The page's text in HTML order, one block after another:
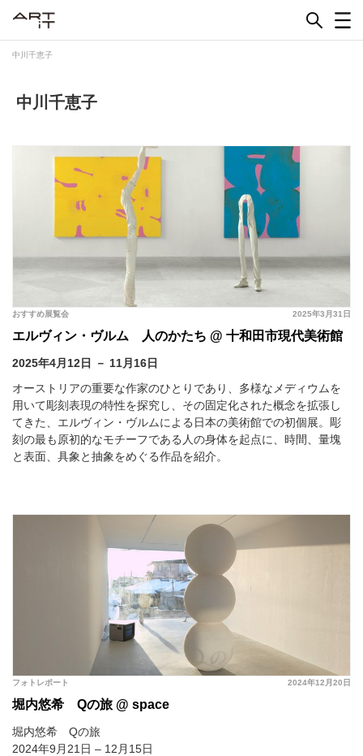
content
中川千恵子
中川千恵子
2025年3月31日
おすすめ展覧会
エルヴィン・ヴルム 人のかたち @ 十和田市現代美術館
2025年4月12日 － 11月16日
オーストリアの重要な作家のひとりであり、多様なメディウムを
用いて彫刻表現の特性を探究し、その固定化された概念を拡張し
てきた、エルヴィン・ヴルムによる日本の美術館での初個展。彫
刻の最も原初的なモチーフである人の身体を起点に、時間、量塊
と表面、具象と抽象をめぐる作品を紹介。
2024年12月20日
フォトレポート
堀内悠希 Qの旅 @ space
堀内悠希 Qの旅
2024年9月21日 – 12月15日